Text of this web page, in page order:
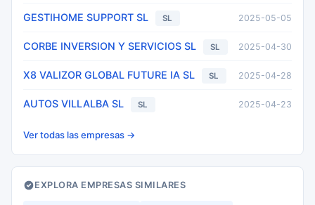
GESTIHOME SUPPORT SL SL 2025-05-05
CORBE INVERSION Y SERVICIOS SL SL 2025-04-30
X8 VALIZOR GLOBAL FUTURE IA SL SL 2025-04-28
AUTOS VILLALBA SL SL 2025-04-23
Ver todas las empresas →
EXPLORA EMPRESAS SIMILARES